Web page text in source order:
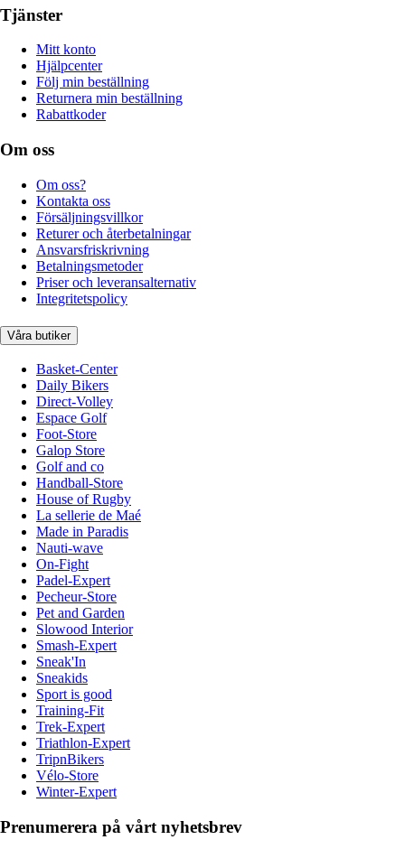
Tjänster
Mitt konto
Hjälpcenter
Följ min beställning
Returnera min beställning
Rabattkoder
Om oss
Om oss?
Kontakta oss
Försäljningsvillkor
Returer och återbetalningar
Ansvarsfriskrivning
Betalningsmetoder
Priser och leveransalternativ
Integritetspolicy
Våra butiker
Basket-Center
Daily Bikers
Direct-Volley
Espace Golf
Foot-Store
Galop Store
Golf and co
Handball-Store
House of Rugby
La sellerie de Maé
Made in Paradis
Nauti-wave
On-Fight
Padel-Expert
Pecheur-Store
Pet and Garden
Slowood Interior
Smash-Expert
Sneak'In
Sneakids
Sport is good
Training-Fit
Trek-Expert
Triathlon-Expert
TripnBikers
Vélo-Store
Winter-Expert
Prenumerera på vårt nyhetsbrev